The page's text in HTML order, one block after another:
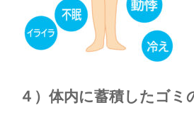
４）体内に蓄積したゴミ